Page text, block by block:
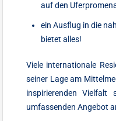
auf den
ein Ausflug in die
bietet alles!
Viele internationale
seiner Lage am
inspirierenden Vielfalt
umfassenden Angebot